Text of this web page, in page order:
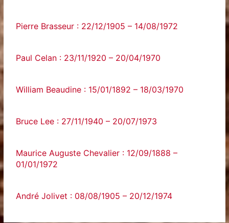
Pierre Brasseur : 22/12/1905 – 14/08/1972
Paul Celan : 23/11/1920 – 20/04/1970
William Beaudine : 15/01/1892 – 18/03/1970
Bruce Lee : 27/11/1940 – 20/07/1973
Maurice Auguste Chevalier : 12/09/1888 –
01/01/1972
André Jolivet : 08/08/1905 – 20/12/1974